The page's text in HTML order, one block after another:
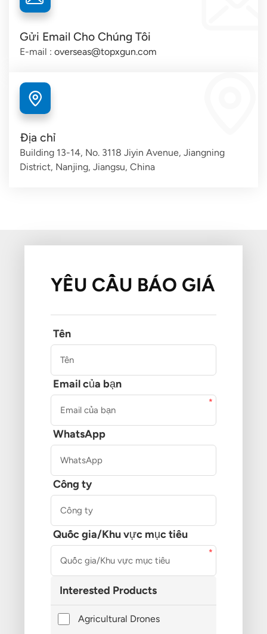
Gửi Email Cho Chúng Tôi
E-mail : overseas@topxgun.com
Địa chỉ
Building 13-14, No. 3118 Jiyin Avenue, Jiangning
District, Nanjing, Jiangsu, China
YÊU CẦU BÁO GIÁ
Tên
Email của bạn
WhatsApp
Công ty
Quốc gia/Khu vực mục tiêu
Interested Products
Agricultural Drones